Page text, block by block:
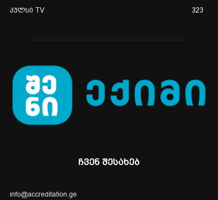
პულსი TV
323
ჩვენ შესახებ
info@accreditation.ge